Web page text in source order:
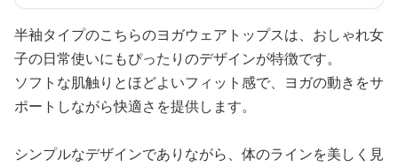
半袖タイプのこちらのヨガウェアトップスは、おしゃれ女
子の日常使いにもぴったりのデザインが特徴です。
ソフトな肌触りとほどよいフィット感で、ヨガの動きをサ
ポートしながら快適さを提供します。
シンプルなデザインでありながら、体のラインを美しく見